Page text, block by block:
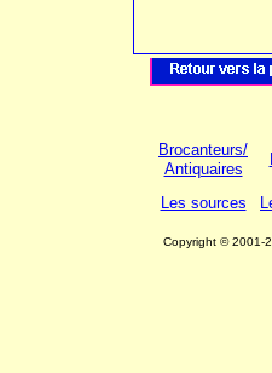
Brocanteurs/
Antiquaires
Les sources
Copyright © 2001-